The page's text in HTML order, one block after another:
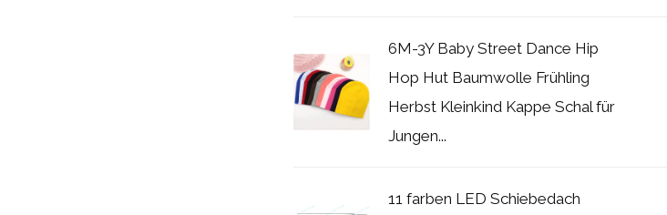
6M-3Y Baby Street Dance Hip
Hop Hut Baumwolle Frühling
Herbst Kleinkind Kappe Schal für
Jungen...
11 farben LED Schiebedach